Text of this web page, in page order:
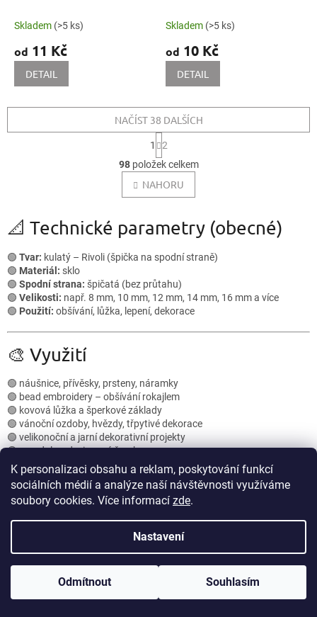
K personalizaci obsahu a reklam, poskytování funkcí
sociálních médií a analýze naší návštěvnosti využíváme
soubory cookies. Více informací zde.
Nastavení
Odmítnout Souhlasím
Skladem (>5 ks)
od 11 Kč
DETAIL
Skladem (>5 ks)
od 10 Kč
DETAIL
O
v
l
á
a
c
í
p
r
v
k
y
v
s
u
NAČÍST 38 DALŠÍCH
S
t
r
á
n
k
v
á
í
1
2
98položek celkem
NAHORU
📐 Technické parametry (obecné)
🟢 Tvar: kulatý – Rivoli (špička na spodní straně)
🟢 Materiál: sklo
🟢 Spodní strana: špičatá (bez průtahu)
🟢 Velikosti: např. 8 mm, 10 mm, 12 mm, 14 mm, 16 mm a více
🟢 Použití: obšívání, lůžka, lepení, dekorace
🎨 Využití
🟢 náušnice, přívěsky, prsteny, náramky
🟢 bead embroidery – obšívání rokajlem
🟢 kovová lůžka a šperkové základy
🟢 vánoční ozdoby, hvězdy, třpytivé dekorace
🟢 velikonoční a jarní dekorativní projekty
🟢 mandaly a designové šperky
🟢 originální ručně vyráběné dárky
Exkluzivní designy korálků
Rychlé odeslání
Objednávky odesíláme ještě ten den, ať můžeš tvořit